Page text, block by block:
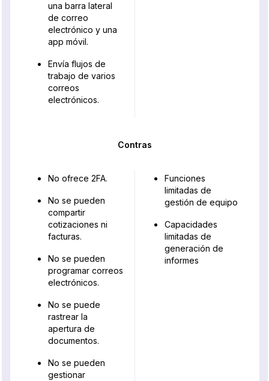
una barra lateral
de correo
electrónico y una
app móvil.
Envía flujos de
trabajo de varios
correos
electrónicos.
Contras
No ofrece 2FA.
No se pueden
compartir
cotizaciones ni
facturas.
No se pueden
programar correos
electrónicos.
No se puede
rastrear la
apertura de
documentos.
No se pueden
gestionar
Funciones
limitadas de
gestión de equipo
Capacidades
limitadas de
generación de
informes